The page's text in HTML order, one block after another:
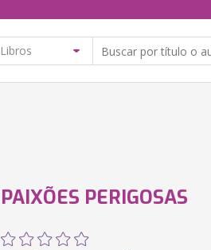
PAIXÕES PERIGOSAS